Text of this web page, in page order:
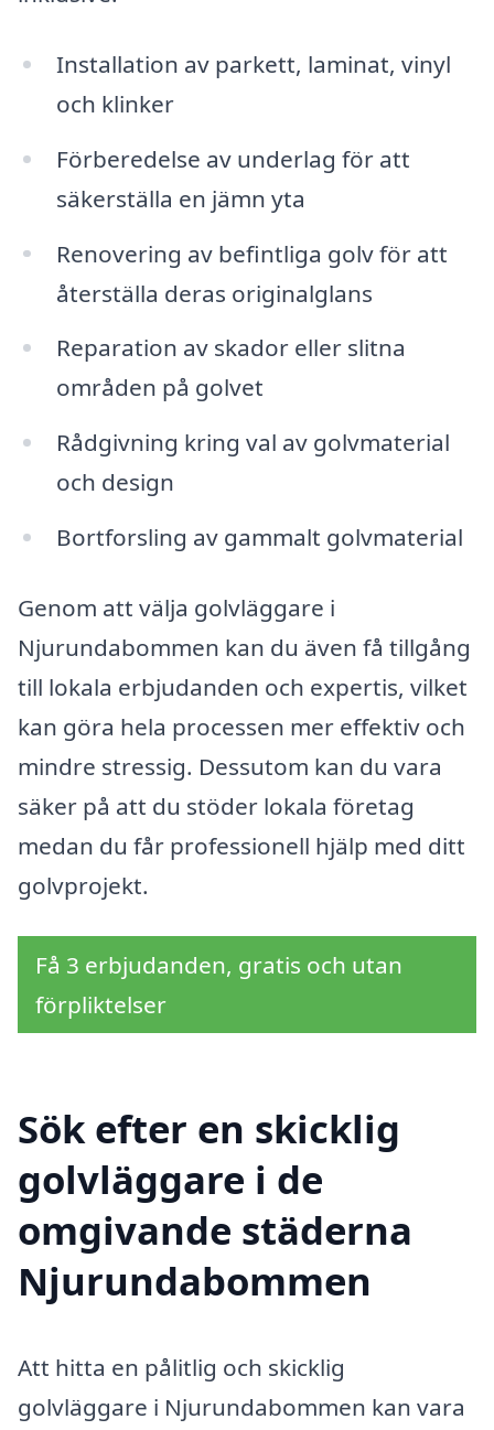
Installation av parkett, laminat, vinyl
och klinker
Förberedelse av underlag för att
säkerställa en jämn yta
Renovering av befintliga golv för att
återställa deras originalglans
Reparation av skador eller slitna
områden på golvet
Rådgivning kring val av golvmaterial
och design
Bortforsling av gammalt golvmaterial
Genom att välja golvläggare i
Njurundabommen kan du även få tillgång
till lokala erbjudanden och expertis, vilket
kan göra hela processen mer effektiv och
mindre stressig. Dessutom kan du vara
säker på att du stöder lokala företag
medan du får professionell hjälp med ditt
golvprojekt.
Få 3 erbjudanden, gratis och utan
förpliktelser
Sök efter en skicklig
golvläggare i de
omgivande städerna
Njurundabommen
Att hitta en pålitlig och skicklig
golvläggare i Njurundabommen kan vara